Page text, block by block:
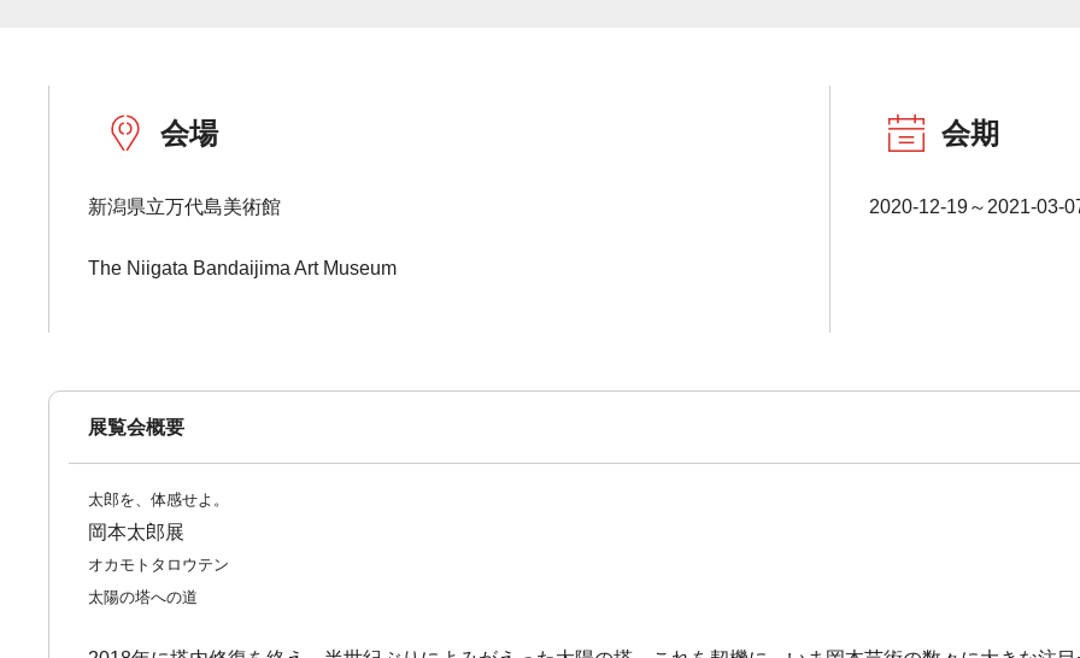
会場
新潟県立万代島美術館
The Niigata Bandaijima Art Museum
会期
2020-12-19～2021-03-
展覧会概要
太郎を、体感せよ。
岡本太郎展
オカモトタロウテン
太陽の塔への道